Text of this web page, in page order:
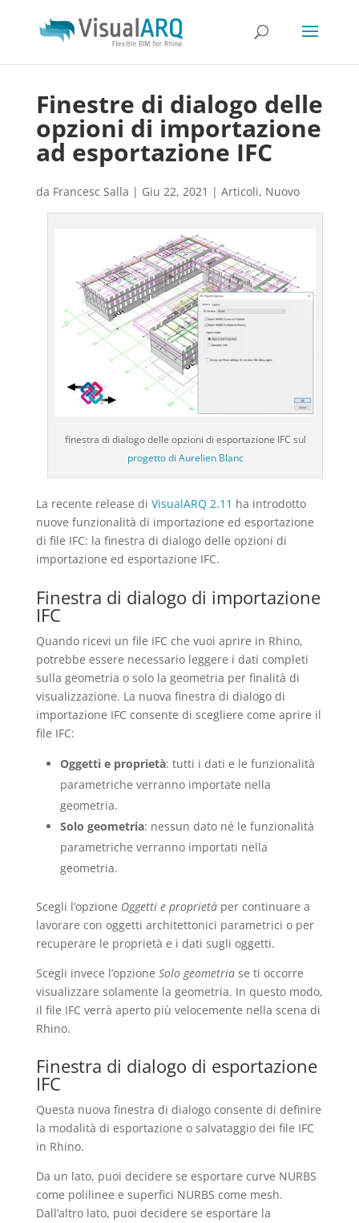
Finestre di dialogo delle
opzioni di importazione
ad esportazione IFC
da Francesc Salla | Giu 22, 2021 | Articoli, Nuovo
finestra di dialogo delle opzioni di esportazione IFC sul
progetto di Aurelien Blanc
La recente release di VisualARQ 2.11 ha introdotto
nuove funzionalità di importazione ed esportazione
di file IFC: la finestra di dialogo delle opzioni di
importazione ed esportazione IFC.
Finestra di dialogo di importazione
IFC
Quando ricevi un file IFC che vuoi aprire in Rhino,
potrebbe essere necessario leggere i dati completi
sulla geometria o solo la geometria per finalità di
visualizzazione. La nuova finestra di dialogo di
importazione IFC consente di scegliere come aprire il
file IFC:
Oggetti e proprietà: tutti i dati e le funzionalità
parametriche verranno importate nella
geometria.
Solo geometria: nessun dato né le funzionalità
parametriche verranno importati nella
geometria.
Scegli l’opzione Oggetti e proprietàper continuare a
lavorare con oggetti architettonici parametrici o per
recuperare le proprietà e i dati sugli oggetti.
Scegli invece l’opzione Solo geometriase ti occorre
visualizzare solamente la geometria. In questo modo,
il file IFC verrà aperto più velocemente nella scena di
Rhino.
Finestra di dialogo di esportazione
IFC
Questa nuova finestra di dialogo consente di definire
la modalità di esportazione o salvataggio dei file IFC
in Rhino.
Da un lato, puoi decidere se esportare curve NURBS
come polilinee e superfici NURBS come mesh.
Dall’altro lato, puoi decidere se esportare la